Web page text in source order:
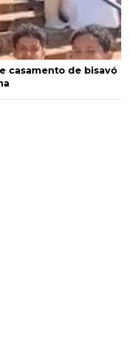
casamento de bisavó